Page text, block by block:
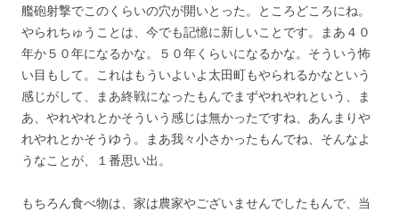
艦砲射撃でこのくらいの穴が開いとった。ところどころにね。
やられちゅうことは、今でも記憶に新しいことです。まあ４０
年か５０年になるかな。５０年くらいになるかな。そういう怖
い目もして。これはもういよいよ太田町もやられるかなという
感じがして、まあ終戦になったもんでまずやれやれという、ま
あ、やれやれとかそういう感じは無かったですね、あんまりや
れやれとかそうゆう。まあ我々小さかったもんでね、そんなよ
うなことが、１番思い出。
もちろん食べ物は、家は農家やございませんでしたもんで、当